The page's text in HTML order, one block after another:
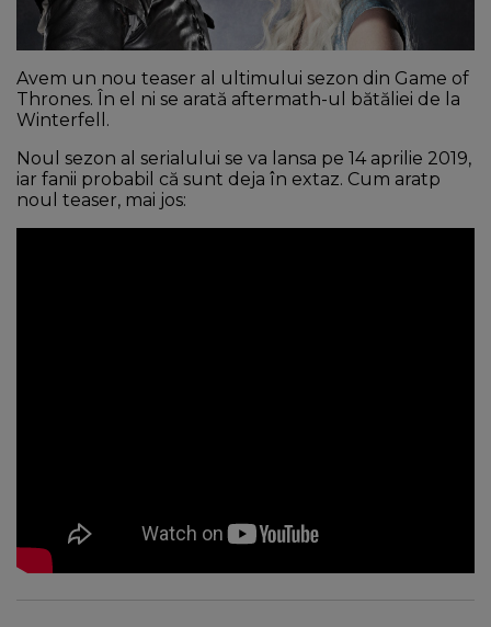
CONTUL MEU
Avem un nou teaser al ultimului sezon din Game of
Thrones. În el ni se arată aftermath-ul bătăliei de la
Winterfell.
Noul sezon al serialului se va lansa pe 14 aprilie 2019,
iar fanii probabil că sunt deja în extaz. Cum aratp
noul teaser, mai jos: